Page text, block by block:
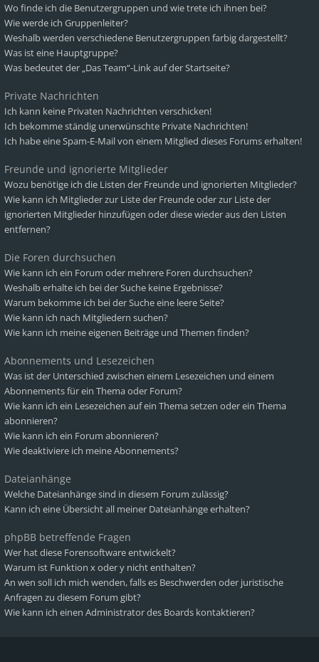
Wo finde ich die Benutzergruppen und wie trete ich ihnen bei?
Wie werde ich Gruppenleiter?
Weshalb werden verschiedene Benutzergruppen farbig dargestellt?
Was ist eine Hauptgruppe?
Was bedeutet der „Das Team“-Link auf der Startseite?
Private Nachrichten
Ich kann keine Privaten Nachrichten verschicken!
Ich bekomme ständig unerwünschte Private Nachrichten!
Ich habe eine Spam-E-Mail von einem Mitglied dieses Forums erhalten!
Freunde und ignorierte Mitglieder
Wozu benötige ich die Listen der Freunde und ignorierten Mitglieder?
Wie kann ich Mitglieder zur Liste der Freunde oder zur Liste der
ignorierten Mitglieder hinzufügen oder diese wieder aus den Listen
entfernen?
Die Foren durchsuchen
Wie kann ich ein Forum oder mehrere Foren durchsuchen?
Weshalb erhalte ich bei der Suche keine Ergebnisse?
Warum bekomme ich bei der Suche eine leere Seite?
Wie kann ich nach Mitgliedern suchen?
Wie kann ich meine eigenen Beiträge und Themen finden?
Abonnements und Lesezeichen
Was ist der Unterschied zwischen einem Lesezeichen und einem
Abonnements für ein Thema oder Forum?
Wie kann ich ein Lesezeichen auf ein Thema setzen oder ein Thema
abonnieren?
Wie kann ich ein Forum abonnieren?
Wie deaktiviere ich meine Abonnements?
Dateianhänge
Welche Dateianhänge sind in diesem Forum zulässig?
Kann ich eine Übersicht all meiner Dateianhänge erhalten?
phpBB betreffende Fragen
Wer hat diese Forensoftware entwickelt?
Warum ist Funktion x oder y nicht enthalten?
An wen soll ich mich wenden, falls es Beschwerden oder juristische
Anfragen zu diesem Forum gibt?
Wie kann ich einen Administrator des Boards kontaktieren?